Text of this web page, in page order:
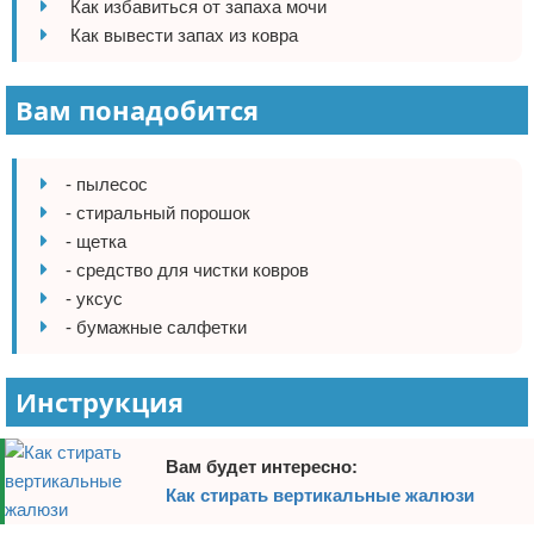
Безопасность
Разное
Как избавиться от запаха мочи
Как вывести запах из ковра
Вам понадобится
- пылесос
- стиральный порошок
- щетка
- средство для чистки ковров
- уксус
- бумажные салфетки
Инструкция
Вам будет интересно:
Как стирать вертикальные жалюзи